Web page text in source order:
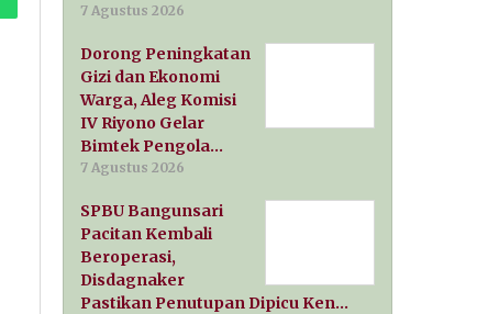
7 Agustus 2026
Dorong Peningkatan
Gizi dan Ekonomi
Warga, Aleg Komisi
IV Riyono Gelar
Bimtek Pengola…
7 Agustus 2026
SPBU Bangunsari
Pacitan Kembali
Beroperasi,
Disdagnaker
Pastikan Penutupan Dipicu Ken…